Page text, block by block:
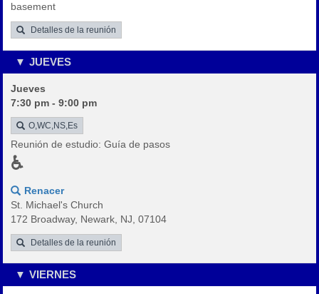
basement
Detalles de la reunión
JUEVES
Jueves
7:30 pm - 9:00 pm
O,WC,NS,Es
Reunión de estudio: Guía de pasos
♿
Renacer
St. Michael's Church
172 Broadway, Newark, NJ, 07104
Detalles de la reunión
VIERNES